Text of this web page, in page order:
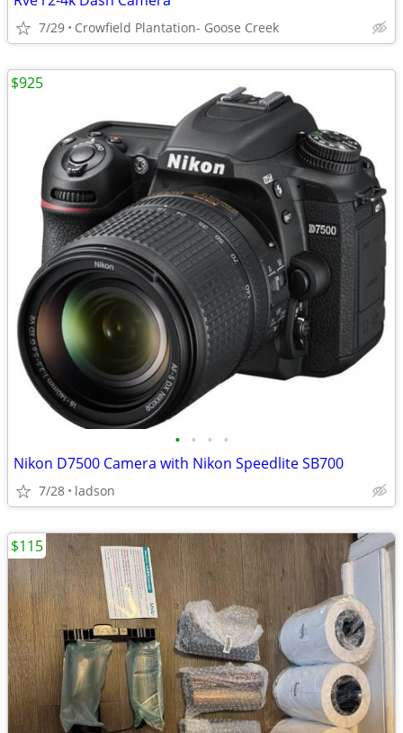
7/29 Crowfield Plantation- Goose Creek
• • • •
Nikon D7500 Camera with Nikon Speedlite SB700
7/28 ladson
$925
$115